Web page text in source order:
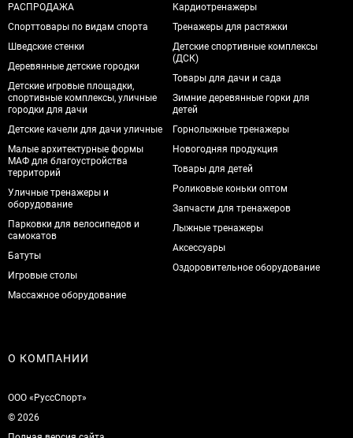
РАСПРОДАЖА
Спорттовары по видам спорта
Шведские стенки
Деревянные детские городки
Детские игровые площадки,
спортивные комплексы, уличные
городки для дачи
Детские качели для дачи уличные
Малые архитектурные формы
МАФ для благоустройства
территорий
Уличные тренажеры и
оборудование
Парковки для велосипедов и
самокатов
Батуты
Игровые столы
Массажное оборудование
Кардиотренажеры
Тренажеры для растяжки
Детские спортивные комплексы
(ДСК)
Товары для дачи и сада
Зимние деревянные горки для
детей
Горнолыжные тренажеры
Новогодняя продукция
Товары для детей
Роликовые коньки оптом
Запчасти для тренажеров
Лыжные тренажеры
Аксессуары
Оздоровительное оборудование
О КОМПАНИИ
ООО «РуссСпорт»
© 2026